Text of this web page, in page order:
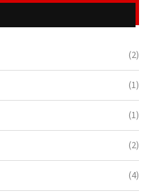
(2)
(1)
(1)
(2)
(4)